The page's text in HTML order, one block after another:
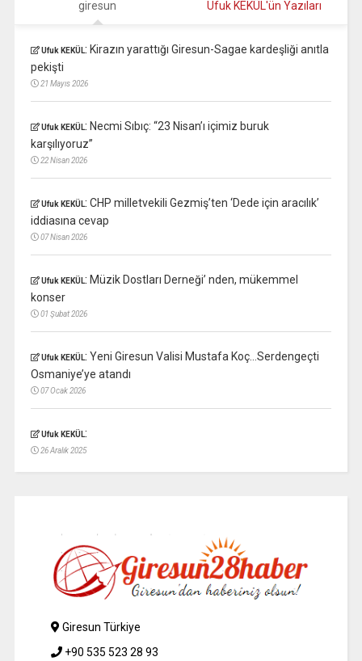
giresun Ufuk KEKÜL'ün Yazıları
Ufuk KEKÜL: Kirazın yarattığı Giresun-Sagae kardeşliği anıtla
pekişti
21 Mayıs 2026
Ufuk KEKÜL: Necmi Sıbıç: “23 Nisan’ı içimiz buruk
karşılıyoruz”
22 Nisan 2026
Ufuk KEKÜL: CHP milletvekili Gezmiş’ten ‘Dede için aracılık’
iddiasına cevap
07 Nisan 2026
Ufuk KEKÜL: Müzik Dostları Derneği’ nden, mükemmel
konser
01 Şubat 2026
Ufuk KEKÜL: Yeni Giresun Valisi Mustafa Koç…Serdengeçti
Osmaniye’ye atandı
07 Ocak 2026
Ufuk KEKÜL:
26 Aralık 2025
Giresun Türkiye
+90 535 523 28 93